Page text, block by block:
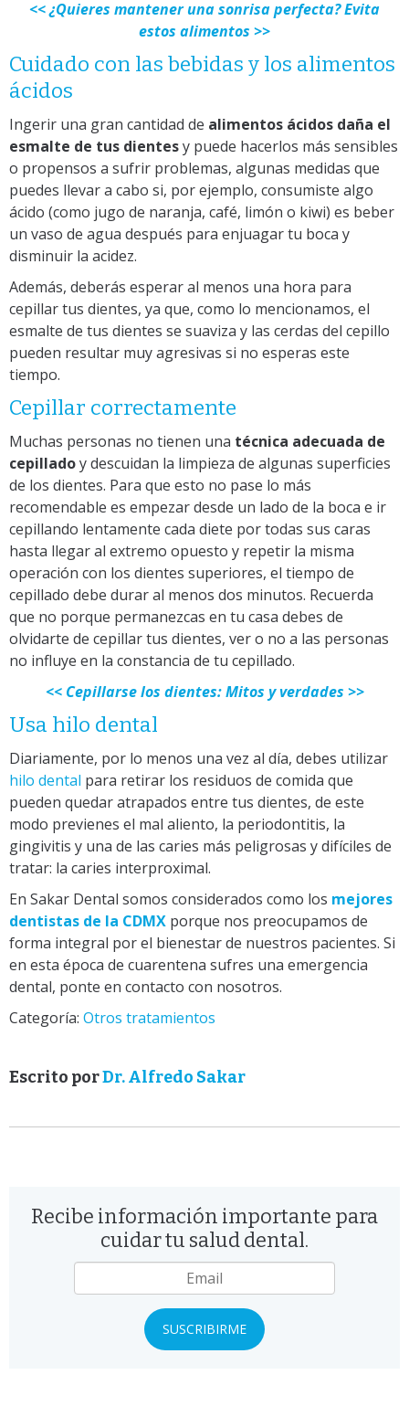
<< ¿Quieres mantener una sonrisa perfecta? Evita
estos alimentos >>
Cuidado con las bebidas y los alimentos
ácidos
Ingerir una gran cantidad de alimentos ácidos daña el
esmalte de tus dientesy puede hacerlos más sensibles
o propensos a sufrir problemas, algunas medidas que
puedes llevar a cabo si, por ejemplo, consumiste algo
ácido (como jugo de naranja, café, limón o kiwi) es beber
un vaso de agua después para enjuagar tu boca y
disminuir la acidez.
Además, deberás esperar al menos una hora para
cepillar tus dientes, ya que, como lo mencionamos, el
esmalte de tus dientes se suaviza y las cerdas del cepillo
pueden resultar muy agresivas si no esperas este
tiempo.
Cepillar correctamente
Muchas personas no tienen una técnica adecuada de
cepilladoy descuidan la limpieza de algunas superficies
de los dientes. Para que esto no pase lo más
recomendable es empezar desde un lado de la boca e ir
cepillando lentamente cada diete por todas sus caras
hasta llegar al extremo opuesto y repetir la misma
operación con los dientes superiores, el tiempo de
cepillado debe durar al menos dos minutos. Recuerda
que no porque permanezcas en tu casa debes de
olvidarte de cepillar tus dientes, ver o no a las personas
no influye en la constancia de tu cepillado.
<< Cepillarse los dientes: Mitos y verdades >>
Usa hilo dental
Diariamente, por lo menos una vez al día, debes utilizar
hilo dental para retirar los residuos de comida que
pueden quedar atrapados entre tus dientes, de este
modo previenes el mal aliento, la periodontitis, la
gingivitis y una de las caries más peligrosas y difíciles de
tratar: la caries interproximal.
En Sakar Dental somos considerados como los mejores
dentistas de la CDMX porque nos preocupamos de
forma integral por el bienestar de nuestros pacientes. Si
en esta época de cuarentena sufres una emergencia
dental, ponte en contacto con nosotros.
Categoría: Otros tratamientos
Escrito porDr. Alfredo Sakar
Recibe información importante para
cuidar tu salud dental.